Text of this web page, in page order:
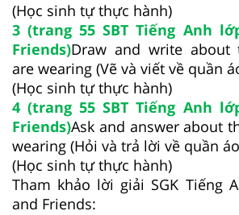
(Học sinh tự thực hành)
3 (trang 55 SBT Tiếng Anh
Friends)Draw and write about
are wearing (Vẽ và viết về quần
(Học sinh tự thực hành)
4 (trang 55 SBT Tiếng Anh
Friends)Ask and answer about
wearing (Hỏi và trả lời về quần
(Học sinh tự thực hành)
Tham khảo lời giải SGK Tiếng
and Friends: